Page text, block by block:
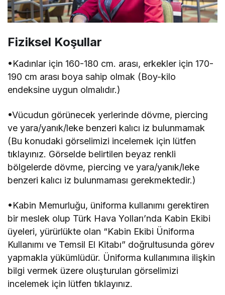
Fiziksel Koşullar
•Kadınlar için 160-180 cm. arası, erkekler için 170-
190 cm arası boya sahip olmak (Boy-kilo
endeksine uygun olmalıdır.)
•Vücudun görünecek yerlerinde dövme, piercing
ve yara/yanık/leke benzeri kalıcı iz bulunmamak
(Bu konudaki görselimizi incelemek için lütfen
tıklayınız. Görselde belirtilen beyaz renkli
bölgelerde dövme, piercing ve yara/yanık/leke
benzeri kalıcı iz bulunmaması gerekmektedir.)
•Kabin Memurluğu, üniforma kullanımı gerektiren
bir meslek olup Türk Hava Yolları’nda Kabin Ekibi
üyeleri, yürürlükte olan “Kabin Ekibi Üniforma
Kullanımı ve Temsil El Kitabı” doğrultusunda görev
yapmakla yükümlüdür. Üniforma kullanımına ilişkin
bilgi vermek üzere oluşturulan görselimizi
incelemek için lütfen tıklayınız.